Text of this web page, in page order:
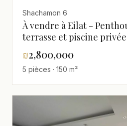
Shachamon 6
À vendre à Eilat -
terrasse et piscine
₪2,800,000
5 pièces · 150 m²